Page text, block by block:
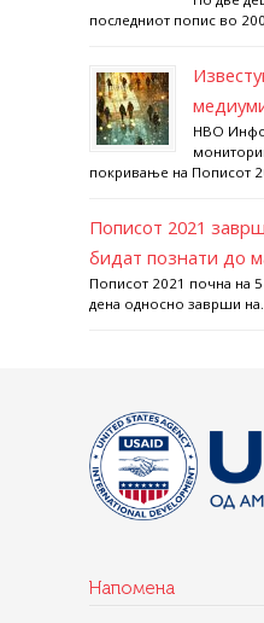
последниот попис во
НВО
покривање на Пописот
Пописот 2021
бидат познати до
Пописот 2021 почна на
дена односно заврши на...
Напомена